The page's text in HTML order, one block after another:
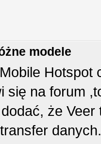
modele
Hotspot
się na forum
że Veer
transfer danych.